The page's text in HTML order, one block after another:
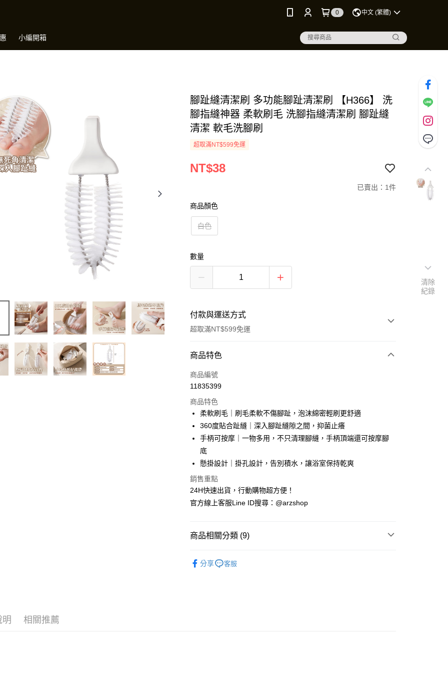
0 中文 (繁體)
小編開箱
腳趾縫清潔刷 多功能腳趾清潔刷 【H366】 洗
腳指縫神器 柔軟刷毛 洗腳指縫清潔刷 腳趾縫
清潔 軟毛洗腳刷
超取滿NT$599免運
NT$38
已賣出：1件
商品顏色
白色
數量
付款與運送方式
超取滿NT$599免運
付款方式
信用卡一次付款
LINE Pay
Apple Pay
街口支付
Google Pay
全盈+PAY
ATM付款
運送方式
每筆NT$60，滿NT$599(含以上)免運費
商品特色
商品編號
11835399
商品特色
柔軟刷毛｜刷毛柔軟不傷腳趾，泡沫綿密輕刷更舒適
360度貼合趾縫｜深入腳趾縫隙之間，抑菌止癢
手柄可按摩｜一物多用，不只清理腳縫，手柄頂端還可按摩腳
底
懸掛設計｜掛孔設計，告別積水，讓浴室保持乾爽
銷售重點
24H快速出貨，行動購物超方便！
官方線上客服Line ID搜尋：@arzshop
商品相關分類 (9)
分享 客服
明 相關推薦
清除
紀錄